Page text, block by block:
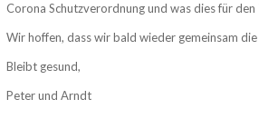
Corona Schutzverordnung und was dies für
Wir hoffen, dass wir bald wieder gemeinsam
Bleibt gesund,
Peter und Arndt